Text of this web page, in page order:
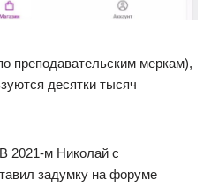
преподавательским меркам),
десятки тысяч
2021-м Николай с
задумку на форуме